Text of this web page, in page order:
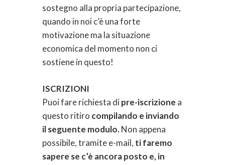
sostegno alla propria partecipazione,
quando in noi c’è una forte
motivazione ma la situazione
economica del momento non ci
sostiene in questo!
ISCRIZIONI
Puoi fare richiesta dipre-iscrizione a
questo ritiro compilando e inviando
il seguente modulo.Non appena
possibile, tramite e-mail, ti faremo
sapere se c’è ancora posto e, in